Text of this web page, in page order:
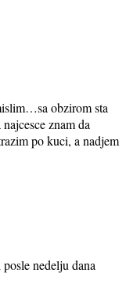
obzirom sta
znam da
po kuci, a nadjem
nedelju dana